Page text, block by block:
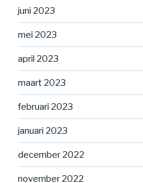
juni 2023
mei 2023
april 2023
maart 2023
februari 2023
januari 2023
december 2022
november 2022